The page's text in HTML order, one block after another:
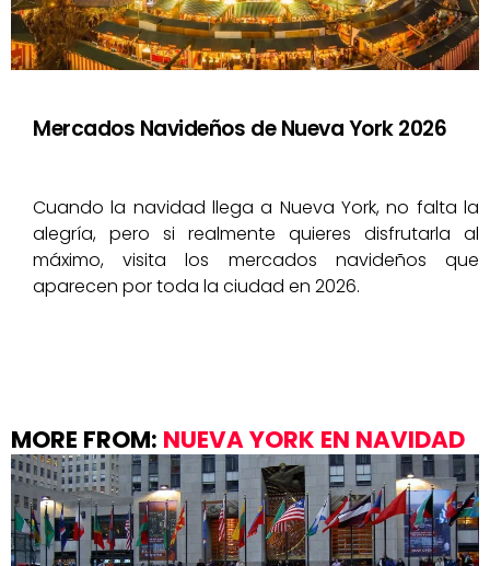
Mercados Navideños de Nueva York 2026
Cuando la navidad llega a Nueva York, no falta la
alegría, pero si realmente quieres disfrutarla al
máximo, visita los mercados navideños que
aparecen por toda la ciudad en 2026.
MORE FROM: NUEVA YORK EN NAVIDAD